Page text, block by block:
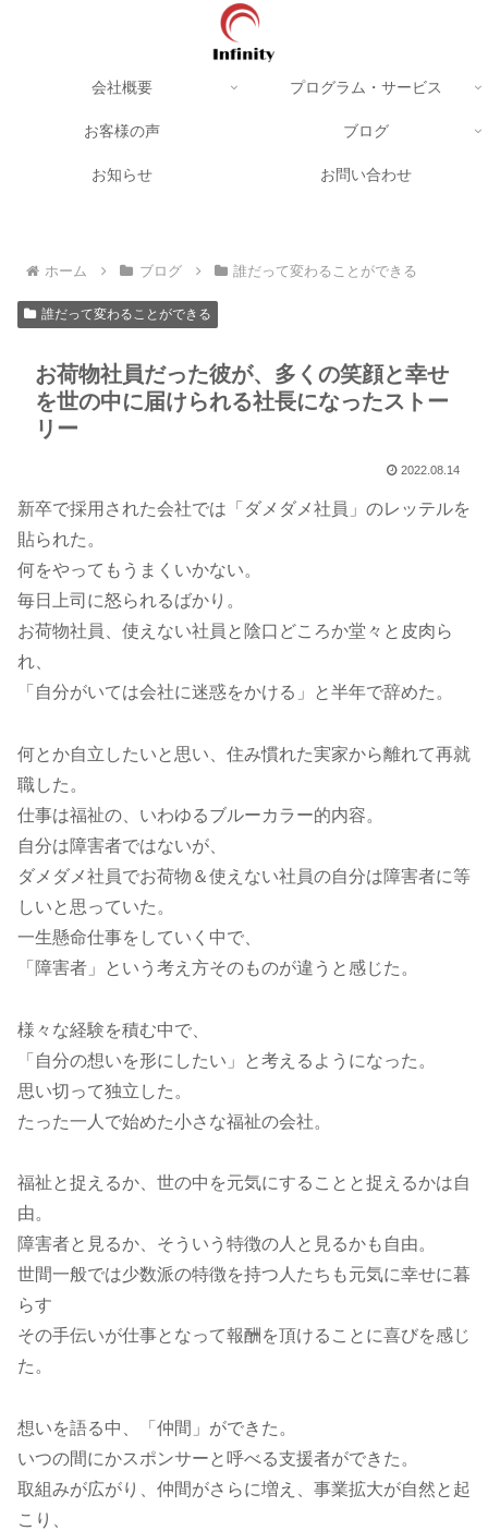
会社概要 プログラム・サービス
お客様の声 ブログ
お知らせ お問い合わせ
ホーム ブログ 誰だって変わることができる
誰だって変わることができる
お荷物社員だった彼が、多くの笑顔と幸せ
を世の中に届けられる社長になったストー
リー
2022.08.14
新卒で採用された会社では「ダメダメ社員」のレッテルを
貼られた。
何をやってもうまくいかない。
毎日上司に怒られるばかり。
お荷物社員、使えない社員と陰口どころか堂々と皮肉ら
れ、
「自分がいては会社に迷惑をかける」と半年で辞めた。
何とか自立したいと思い、住み慣れた実家から離れて再就
職した。
仕事は福祉の、いわゆるブルーカラー的内容。
自分は障害者ではないが、
ダメダメ社員でお荷物＆使えない社員の自分は障害者に等
しいと思っていた。
一生懸命仕事をしていく中で、
「障害者」という考え方そのものが違うと感じた。
様々な経験を積む中で、
「自分の想いを形にしたい」と考えるようになった。
思い切って独立した。
たった一人で始めた小さな福祉の会社。
福祉と捉えるか、世の中を元気にすることと捉えるかは自
由。
障害者と見るか、そういう特徴の人と見るかも自由。
世間一般では少数派の特徴を持つ人たちも元気に幸せに暮
らす
その手伝いが仕事となって報酬を頂けることに喜びを感じ
た。
想いを語る中、「仲間」ができた。
いつの間にかスポンサーと呼べる支援者ができた。
取組みが広がり、仲間がさらに増え、事業拡大が自然と起
こり、